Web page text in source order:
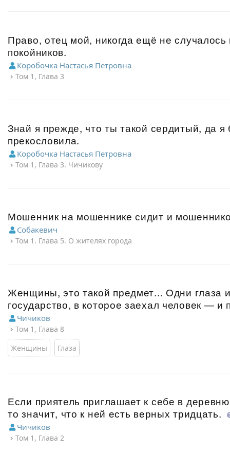
Право, отец мой, никогда ещё не
покойников.
Коробочка Настасья Петровна
Том 1, Глава 3
Знай я прежде, что ты такой сердитый, да
прекословила.
Коробочка Настасья Петровна
Том 1, Глава 3. Чичикову
Мошенник на мошеннике сидит и
Собакевич
Том 1. Глава 5. О жителях города
Женщины, это такой предмет... Одни глаза
государство, в которое заехал человек —
Чичиков
Том 1, Глава 8
Женщины
Глаза
Если приятель приглашает к себе в
то значит, что к ней есть верных тридцать.
Чичиков
Том 1, Глава 2